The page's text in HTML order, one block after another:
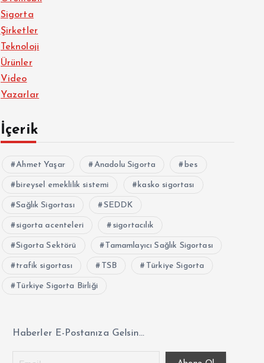
Sigorta
Şirketler
Teknoloji
Ürünler
Video
Yazarlar
İçerik
Ahmet Yaşar Anadolu Sigorta bes
bireysel emeklilik sistemi kasko sigortası
Sağlık Sigortası SEDDK
sigorta acenteleri sigortacılık
Sigorta Sektörü Tamamlayıcı Sağlık Sigortası
trafik sigortası TSB Türkiye Sigorta
Türkiye Sigorta Birliği
Haberler E-Postanıza Gelsin...